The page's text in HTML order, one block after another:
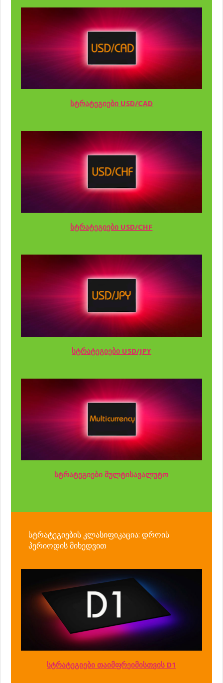
სტრატეგიები USD/CAD
სტრატეგიები USD/CHF
სტრატეგიები USD/JPY
სტრატეგიები მულტისავალუტო
სტრატეგიების კლასიფიკაცია: დროის
პერიოდის მიხედვით
სტრატეგიები თაიმფრეიმისთვის D1